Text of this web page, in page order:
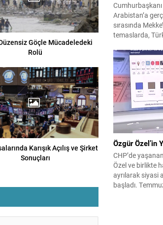
Düzensiz Göçle Mücadeledeki
Rolü
Karışık Açılış ve Şirket
Sonuçları
Arabistan’a
sırasında
temaslarda,
birliği çerçevesi
çıktısı, üç
Savunma
güvenlik
Özgür Özel’in
CHP’de
Özel ve birlikte
ayrılarak siyasi
başladı.